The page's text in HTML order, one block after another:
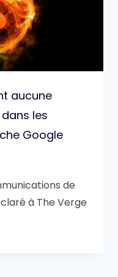
aucune
les
Google
de
à The Verge